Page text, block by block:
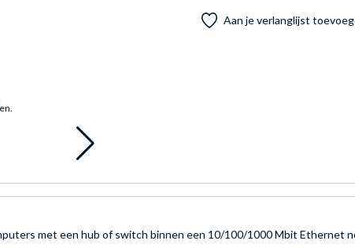
Aan je verlanglijst
met een hub of switch binnen een 10/100/1000 Mbit Ethernet